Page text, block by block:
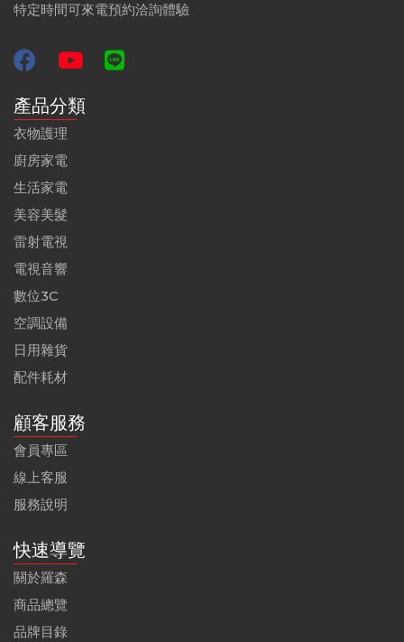
特定時間可來電預約洽詢體驗
產品分類
衣物護理
廚房家電
生活家電
美容美髮
雷射電視
電視音響
數位3C
空調設備
日用雜貨
配件耗材
顧客服務
會員專區
線上客服
服務說明
快速導覽
關於羅森
商品總覽
品牌目錄